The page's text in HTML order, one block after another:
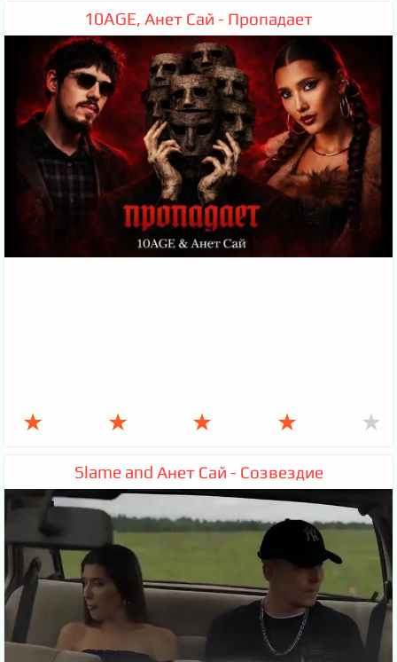
10AGE, Анет Сай - Пропадает
★ ★ ★ ★ ★
Slame and Анет Сай - Созвездие